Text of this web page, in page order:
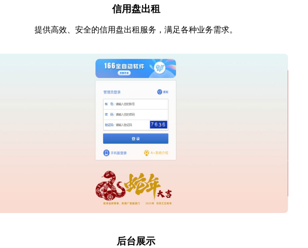
信用盘出租
提供高效、安全的信用盘出租服务，满足各种业务需求。
后台展示